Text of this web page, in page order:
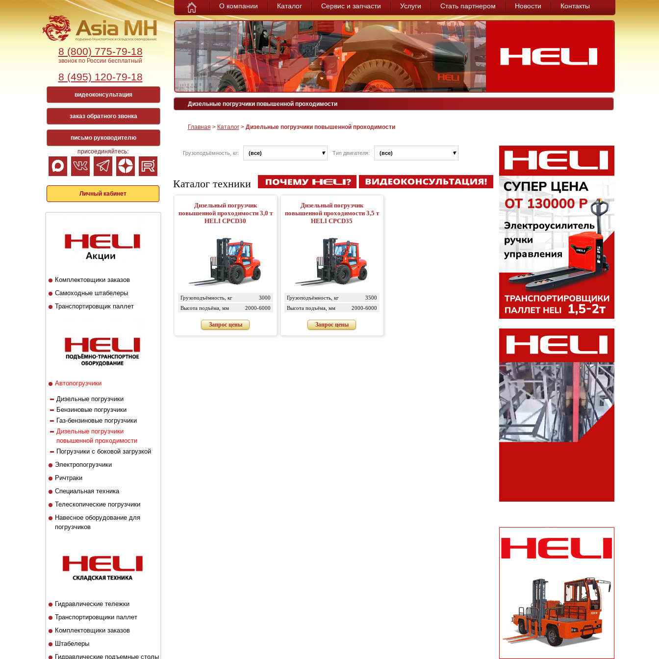
8 (800) 775-79-18
звонок по России бесплатный
8 (495) 120-79-18
видеоконсультация
заказ обратного звонка
письмо руководителю
присоединяйтесь:
Личный кабинет
Комплектовщики заказов
Самоходные штабелеры
Транспортировщик паллет
Автопогрузчики
Дизельные погрузчики
Бензиновые погрузчики
Газ-бензиновые погрузчики
Дизельные погрузчики
повышенной проходимости
Погрузчики с боковой загрузкой
Электропогрузчики
Ричтраки
Специальная техника
Телескопические погрузчики
Навесное оборудование для
погрузчиков
Гидравлические тележки
Транспортировщики паллет
Комплектовщики заказов
Штабелеры
Гидравлические подъемные столы
О компании Каталог Сервис и запчасти Услуги Стать партнером Новости Контакты
Главная > Каталог> Дизельные погрузчики повышенной проходимости
Дизельные погрузчики повышенной проходимости
Грузоподъёмность, кг: (все) Тип двигателя: (все)
Каталог техники
Дизельный погрузчик
повышенной проходимости 3,0 т
HELI CPСD30
Грузоподъёмность, кг
3000
Высота подъёма, мм
2000-6000
Запрос цены
Дизельный погрузчик
повышенной проходимости 3,5 т
HELI CPСD35
Грузоподъёмность, кг
3500
Высота подъёма, мм
2000-6000
Запрос цены